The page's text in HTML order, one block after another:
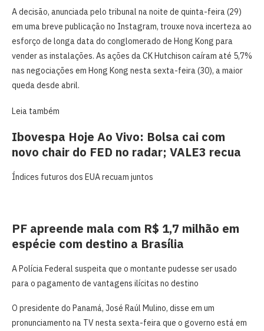
A decisão, anunciada pelo tribunal na noite de quinta-feira (29)
em uma breve publicação no Instagram, trouxe nova incerteza ao
esforço de longa data do conglomerado de Hong Kong para
vender as instalações. As ações da CK Hutchison caíram até 5,7%
nas negociações em Hong Kong nesta sexta-feira (30), a maior
queda desde abril.
Leia também
Ibovespa Hoje Ao Vivo: Bolsa cai com
novo chair do FED no radar; VALE3 recua
Índices futuros dos EUA recuam juntos
PF apreende mala com R$ 1,7 milhão em
espécie com destino a Brasília
A Polícia Federal suspeita que o montante pudesse ser usado
para o pagamento de vantagens ilícitas no destino
O presidente do Panamá, José Raúl Mulino, disse em um
pronunciamento na TV nesta sexta-feira que o governo está em